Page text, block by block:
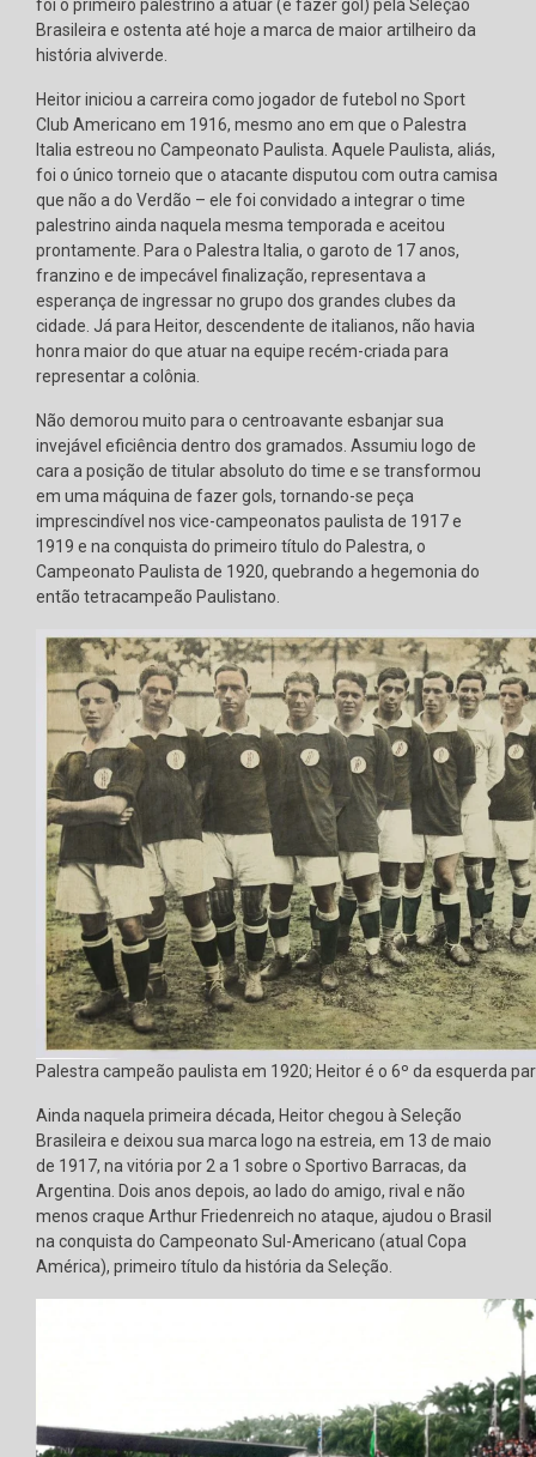
foi o primeiro palestrino a atuar (e fazer gol) pela Seleção
Brasileira e ostenta até hoje a marca de maior artilheiro da
história alviverde.
Heitor iniciou a carreira como jogador de futebol no Sport
Club Americano em 1916, mesmo ano em que o Palestra
Italia estreou no Campeonato Paulista. Aquele Paulista, aliás,
foi o único torneio que o atacante disputou com outra camisa
que não a do Verdão – ele foi convidado a integrar o time
palestrino ainda naquela mesma temporada e aceitou
prontamente. Para o Palestra Italia, o garoto de 17 anos,
franzino e de impecável finalização, representava a
esperança de ingressar no grupo dos grandes clubes da
cidade. Já para Heitor, descendente de italianos, não havia
honra maior do que atuar na equipe recém-criada para
representar a colônia.
Não demorou muito para o centroavante esbanjar sua
invejável eficiência dentro dos gramados. Assumiu logo de
cara a posição de titular absoluto do time e se transformou
em uma máquina de fazer gols, tornando-se peça
imprescindível nos vice-campeonatos paulista de 1917 e
1919 e na conquista do primeiro título do Palestra, o
Campeonato Paulista de 1920, quebrando a hegemonia do
então tetracampeão Paulistano.
Palestra campeão paulista em 1920; Heitor é o 6º da esquerda
Ainda naquela primeira década, Heitor chegou à Seleção
Brasileira e deixou sua marca logo na estreia, em 13 de maio
de 1917, na vitória por 2 a 1 sobre o Sportivo Barracas, da
Argentina. Dois anos depois, ao lado do amigo, rival e não
menos craque Arthur Friedenreich no ataque, ajudou o Brasil
na conquista do Campeonato Sul-Americano (atual Copa
América), primeiro título da história da Seleção.